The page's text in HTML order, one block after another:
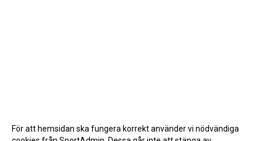
För att hemsidan ska fungera korrekt använder vi nödvändiga